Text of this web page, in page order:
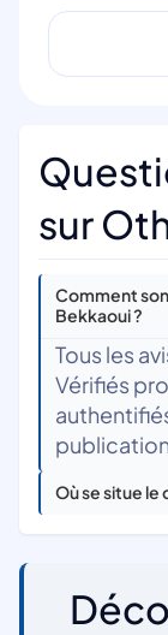
sur
Comment
Bekkaoui ?
Tous les
Vérifiés
Où se situe le